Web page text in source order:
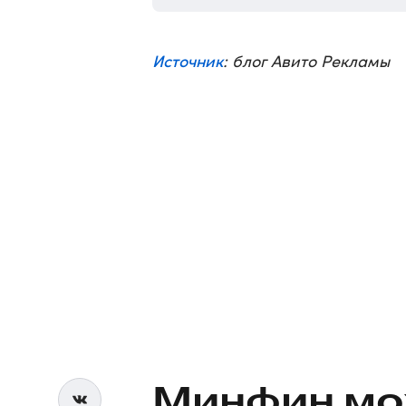
Источник: блог Авито Рекламы